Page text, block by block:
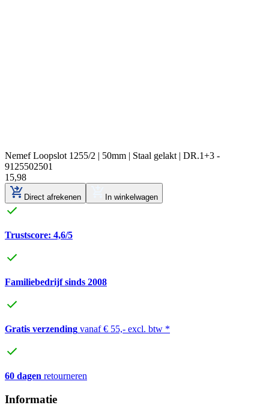
Nemef Loopslot 1255/2 | 50mm | Staal gelakt | DR.1+3 -
9125502501
15,98
Direct afrekenen In winkelwagen
Trustscore: 4,6/5
Familiebedrijf sinds 2008
Gratis verzending vanaf € 55,- excl. btw *
60 dagen retourneren
Informatie